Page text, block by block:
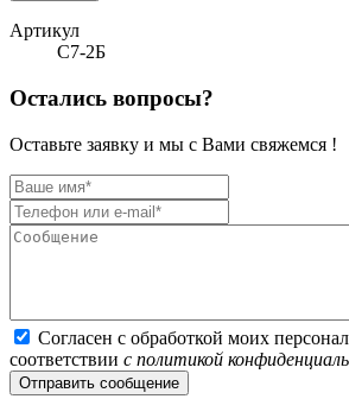
Артикул
С7-2Б
Остались вопросы?
Оставьте заявку и мы с Вами свяжемся !
Согласен с обработкой моих
соответствии с политикой